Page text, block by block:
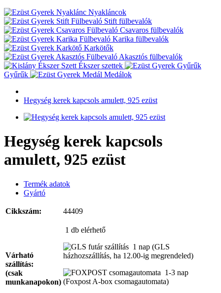
Nyakláncok
Stift fülbevalók
Csavaros fülbevalók
Karika fülbevalók
Karkötők
Akasztós fülbevalók
Ékszer szettek
Gyűrűk
Medálok
Hegység kerek kapcsols amulett, 925 ezüst
Hegység kerek kapcsols
amulett, 925 ezüst
Termék adatok
Gyártó
Cikkszám: 44409
Várható
szállítás:
(csak
munkanapokon)
1 db elérhető
1 nap (GLS
házhozszállítás, ha 12.00-ig megrendeled)
1-3 nap
(Foxpost A-box csomagautomata)